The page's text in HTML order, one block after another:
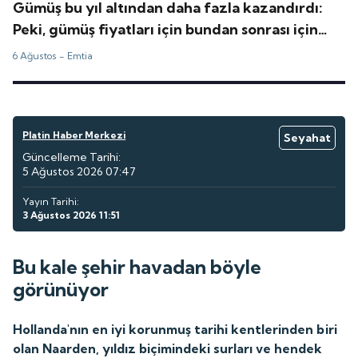
Gümüş bu yıl altından daha fazla kazandırdı:
Peki, gümüş fiyatları için bundan sonrası için
tahminler ne?
6 Ağustos - Emtia
Platin Haber Merkezi
Seyahat
Güncelleme Tarihi:
5 Ağustos 2026 07:47
Yayın Tarihi:
3 Ağustos 2026 11:51
Bu kale şehir havadan böyle
görünüyor
Hollanda'nın en iyi korunmuş tarihi kentlerinden biri
olan Naarden, yıldız biçimindeki surları ve hendek